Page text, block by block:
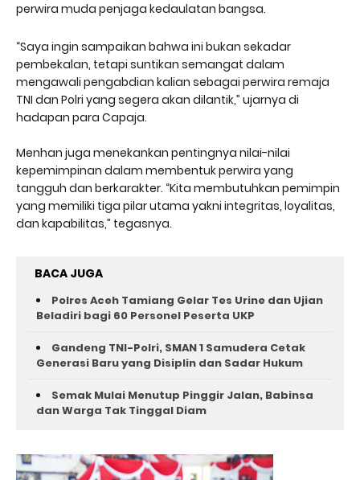
perwira muda penjaga kedaulatan bangsa.
“Saya ingin sampaikan bahwa ini bukan sekadar
pembekalan, tetapi suntikan semangat dalam
mengawali pengabdian kalian sebagai perwira remaja
TNI dan Polri yang segera akan dilantik,” ujarnya di
hadapan para Capaja.
Menhan juga menekankan pentingnya nilai-nilai
kepemimpinan dalam membentuk perwira yang
tangguh dan berkarakter. “Kita membutuhkan pemimpin
yang memiliki tiga pilar utama yakni integritas, loyalitas,
dan kapabilitas,” tegasnya.
BACA JUGA
Polres Aceh Tamiang Gelar Tes Urine dan Ujian
Beladiri bagi 60 Personel Peserta UKP
Gandeng TNI-Polri, SMAN 1 Samudera Cetak
Generasi Baru yang Disiplin dan Sadar Hukum
Semak Mulai Menutup Pinggir Jalan, Babinsa
dan Warga Tak Tinggal Diam